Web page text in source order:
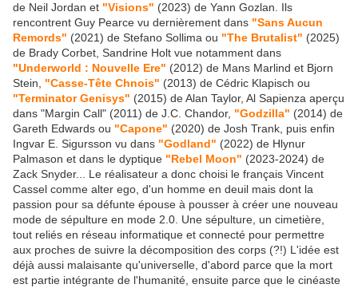
de Neil Jordan et "Visions" (2023) de Yann Gozlan. Ils
rencontrent Guy Pearce vu dernièrement dans "Sans Aucun
Remords" (2021) de Stefano Sollima ou "The Brutalist" (2025)
de Brady Corbet, Sandrine Holt vue notamment dans
"Underworld : Nouvelle Ere" (2012) de Mans Marlind et Bjorn
Stein,
"Casse-Tête Chnois" (2013) de Cédric Klapisch ou
"Terminator Genisys" (2015) de Alan Taylor, Al Sapienza aperçu
dans "Margin Call" (2011) de J.C. Chandor, "Godzilla" (2014) de
Gareth Edwards ou "Capone" (2020) de Josh Trank, puis enfin
Ingvar E. Sigursson vu dans "Godland" (2022) de Hlynur
Palmason et dans le dyptique "Rebel Moon" (2023-2024) de
Zack Snyder... Le réalisateur a donc choisi le français Vincent
Cassel comme alter ego, d'un homme en deuil mais dont la
passion pour sa défunte épouse à pousser à créer une nouveau
mode de sépulture en mode 2.0. Une sépulture, un cimetière,
tout reliés en réseau informatique et connecté pour permettre
aux proches de suivre la décomposition des corps (?!) L'idée est
déjà aussi malaisante qu'universelle, d'abord parce que la mort
est partie intégrante de l'humanité, ensuite parce que le cinéaste